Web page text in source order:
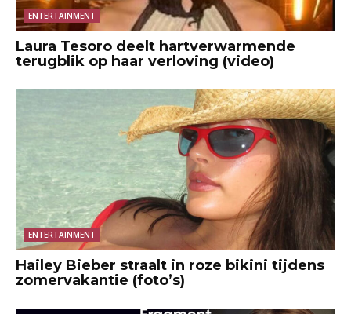
ENTERTAINMENT
Laura Tesoro deelt hartverwarmende
terugblik op haar verloving (video)
ENTERTAINMENT
Hailey Bieber straalt in roze bikini tijdens
zomervakantie (foto’s)